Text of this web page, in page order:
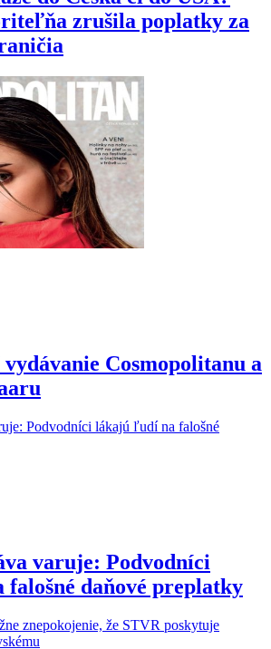
zrušila poplatky za
Cosmopolitanu a
varuje: Podvodníci
daňové preplatky